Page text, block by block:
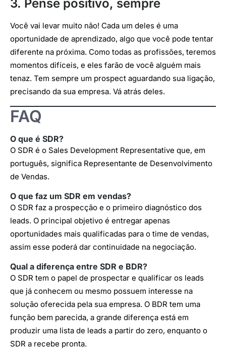
3. Pense positivo, sempre
Você vai levar muito não! Cada um deles é uma
oportunidade de aprendizado, algo que você pode tentar
diferente na próxima. Como todas as profissões, teremos
momentos difíceis, e eles farão de você alguém mais
tenaz. Tem sempre um prospect aguardando sua ligação,
precisando da sua empresa. Vá atrás deles.
FAQ
O que é SDR?
O SDR é o Sales Development Representative que, em
português, significa Representante de Desenvolvimento
de Vendas.
O que faz um SDR em vendas?
O SDR faz a prospecção e o primeiro diagnóstico dos
leads. O principal objetivo é entregar apenas
oportunidades mais qualificadas para o time de vendas,
assim esse poderá dar continuidade na negociação.
Qual a diferença entre SDR e BDR?
O SDR tem o papel de prospectar e qualificar os leads
que já conhecem ou mesmo possuem interesse na
solução oferecida pela sua empresa. O BDR tem uma
função bem parecida, a grande diferença está em
produzir uma lista de leads a partir do zero, enquanto o
SDR a recebe pronta.